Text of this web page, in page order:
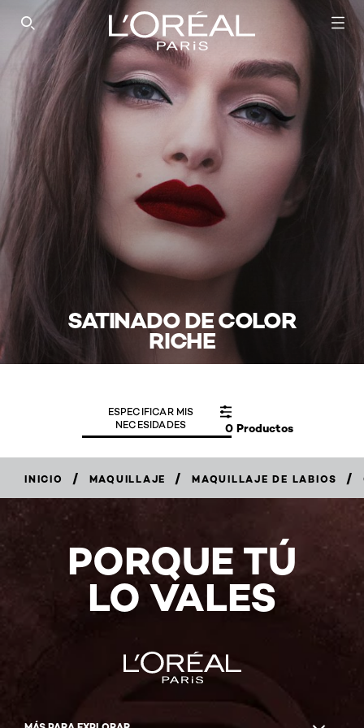
SEARCH THIS SITE
SATINADO DE COLOR
RICHE
0 Productos
ESPECIFICAR MIS
NECESIDADES
INICIO / MAQUILLAJE / MAQUILLAJE DE LABIOS /
PORQUE TÚ
LO VALES